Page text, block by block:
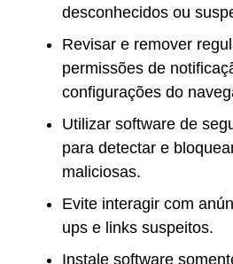
desconhecidos ou
Revisar e remover
permissões de
configurações do
Utilizar software de
para detectar e
maliciosas.
Evite interagir com
ups e links suspeitos.
Instale software